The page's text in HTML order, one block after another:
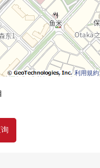
干机
━━━━━・・・
跟我们联系。
利用規約